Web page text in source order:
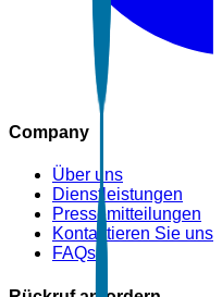
Company
Über uns
Dienstleistungen
Pressemitteilungen
Kontaktieren Sie uns
FAQs